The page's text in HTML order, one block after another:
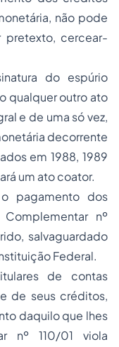
não pode
pretexto, cercear-
do espúrio
qualquer outro ato
e de uma só vez,
decorrente
em 1988, 1989
um ato coator.
pagamento dos
nº
, salvaguardado
Federal.
de contas
de seus créditos,
daquilo que lhes
nº 110/01 viola